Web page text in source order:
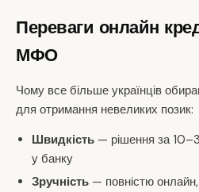
Переваги онлайн
МФО
Чому все більше українців
для отримання невеликих позик:
Швидкість — рішення за
у банку
Зручність — повністю онлайн,